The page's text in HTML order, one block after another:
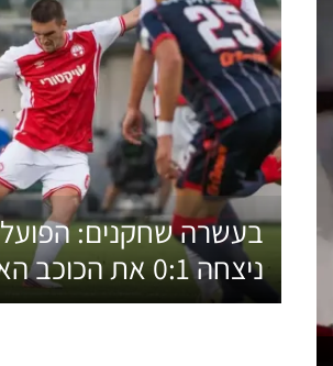
בעשרה שחקנים:
ניצחה 0:1 את הכוכב האדום